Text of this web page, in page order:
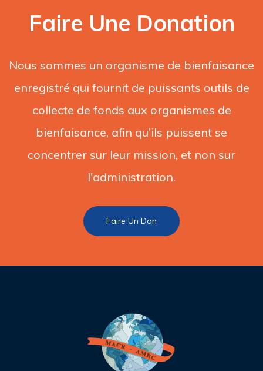
Faire Une Donation
Nous sommes un organisme de bienfaisance
enregistré qui fournit de puissants outils de
collecte de fonds aux organismes de
bienfaisance, afin qu'ils puissent se
concentrer sur leur mission, et non sur
l'administration.
Faire Un Don